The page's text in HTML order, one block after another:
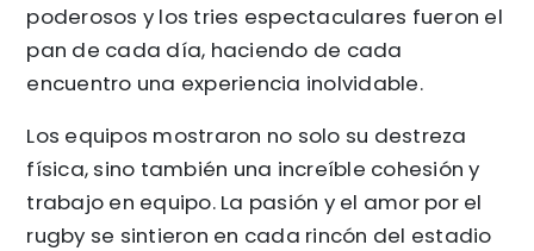
poderosos y los tries espectaculares fueron el
pan de cada día, haciendo de cada
encuentro una experiencia inolvidable.
Los equipos mostraron no solo su destreza
física, sino también una increíble cohesión y
trabajo en equipo. La pasión y el amor por el
rugby se sintieron en cada rincón del estadio